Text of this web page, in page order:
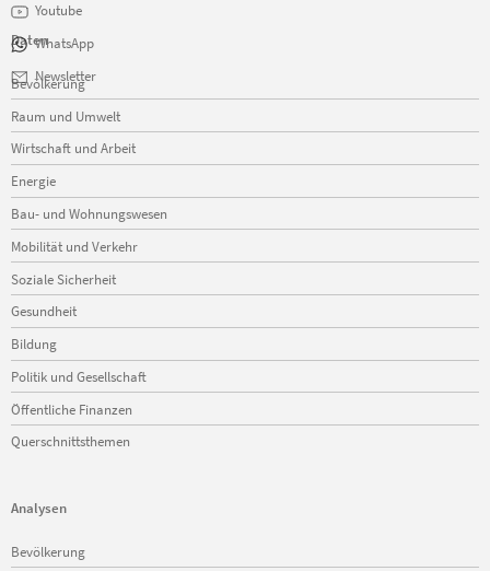
Youtube
WhatsApp
Newsletter
Daten
Navigation
überspringen
Bevölkerung
Raum und Umwelt
Wirtschaft und Arbeit
Energie
Bau- und Wohnungswesen
Mobilität und Verkehr
Soziale Sicherheit
Gesundheit
Bildung
Politik und Gesellschaft
Öffentliche Finanzen
Querschnittsthemen
Analysen
Navigation
überspringen
Bevölkerung